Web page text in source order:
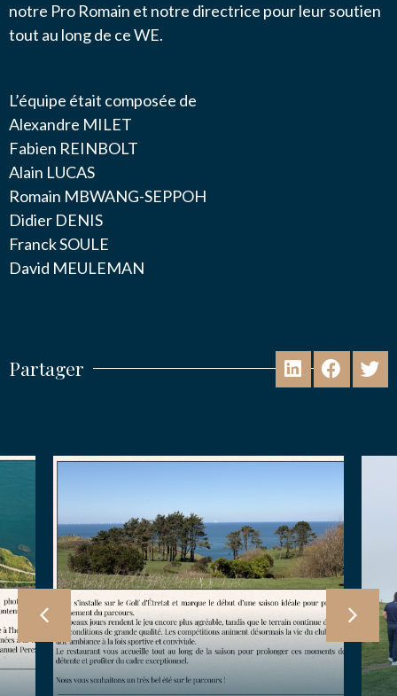
notre Pro Romain et notre directrice pour leur soutien
tout au long de ce WE.
L’équipe était composée de
Alexandre MILET
Fabien REINBOLT
Alain LUCAS
Romain MBWANG-SEPPOH
Didier DENIS
Franck SOULE
David MEULEMAN
Partager